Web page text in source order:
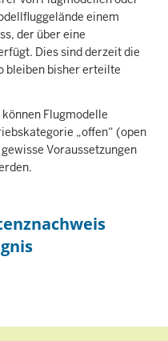
einem
der über eine
Dies sind derzeit die
bleiben bisher erteilte
Flugmodelle
„offen“ (open
Voraussetzungen